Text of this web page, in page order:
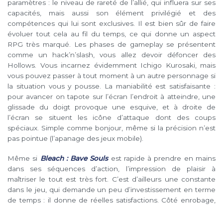
paramètres : le niveau de rareté de l’allié, qui influera sur ses
capacités, mais aussi son élément privilégié et des
compétences qui lui sont exclusives. Il est bien sûr de faire
évoluer tout cela au fil du temps, ce qui donne un aspect
RPG très marqué. Les phases de gameplay se présentent
comme un hack’n’slash, vous allez devoir défoncer des
Hollows. Vous incarnez évidemment Ichigo Kurosaki, mais
vous pouvez passer à tout moment à un autre personnage si
la situation vous y pousse. La maniabilité est satisfaisante :
pour avancer on tapote sur l’écran l’endroit à atteindre, une
glissade du doigt provoque une esquive, et à droite de
l’écran se situent les icône d’attaque dont des coups
spéciaux. Simple comme bonjour, même si la précision n’est
pas pointue (l’apanage des jeux mobile).
Même si Bleach : Bave Soulsest rapide à prendre en mains
dans ses séquences d’action, l’impression de plaisir à
maîtriser le tout est très fort. C’est d’ailleurs une constante
dans le jeu, qui demande un peu d’investissement en terme
de temps : il donne de réelles satisfactions. Côté enrobage,